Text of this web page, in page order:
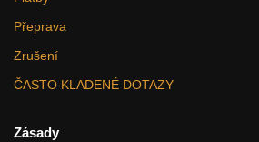
Přeprava
Zrušení
ČASTO KLADENÉ DOTAZY
Zásady